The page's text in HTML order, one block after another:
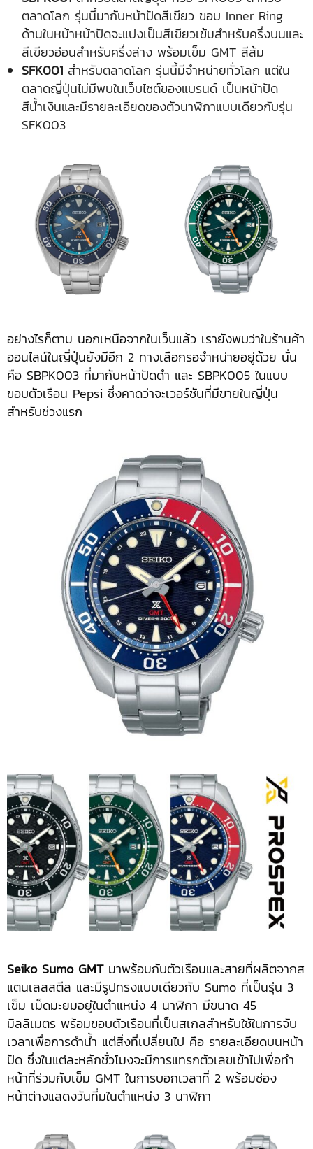
ตลาดโลก รุ่นนี้มากับหน้าปัดสีเขียว ขอบ Inner Ring
ด้านในหน้าหน้าปัดจะแบ่งเป็นสีเขียวเข้มสำหรับครึ่งบนและ
สีเขียวอ่อนสำหรับครึ่งล่าง พร้อมเข็ม GMT สีส้ม
SFK001 สำหรับตลาดโลก รุ่นนี้มีจำหน่ายทั่วโลก แต่ใน
ตลาดญี่ปุ่นไม่มีพบในเว็บไซต์ของแบรนด์ เป็นหน้าปัด
สีน้ำเงินและมีรายละเอียดของตัวนาฬิกาแบบเดียวกับรุ่น
SFK003
อย่างไรก็ตาม นอกเหนือจากในเว็บแล้ว เรายังพบว่าในร้านค้า
ออนไลน์ในญี่ปุ่นยังมีอีก 2 ทางเลือกรอจำหน่ายอยู่ด้วย นั่น
คือ SBPK003 ที่มากับหน้าปัดดำ และ SBPK005 ในแบบ
ขอบตัวเรือน Pepsi ซึ่งคาดว่าจะเวอร์ชันที่มีขายในญี่ปุ่น
สำหรับช่วงแรก
Seiko Sumo GMTมาพร้อมกับตัวเรือนและสายที่ผลิตจากส
แตนเลสสตีล และมีรูปทรงแบบเดียวกับ Sumo ที่เป็นรุ่น 3
เข็ม เม็ดมะยมอยู่ในตำแหน่ง 4 นาฬิกา มีขนาด 45
มิลลิเมตร พร้อมขอบตัวเรือนที่เป็นสเกลสำหรับใช้ในการจับ
เวลาเพื่อการดำน้ำ แต่สิ่งที่เปลี่ยนไป คือ รายละเอียดบนหน้า
ปัด ซึ่งในแต่ละหลักชั่วโมงจะมีการแทรกตัวเลขเข้าไปเพื่อทำ
หน้าที่ร่วมกับเข็ม GMT ในการบอกเวลาที่ 2 พร้อมช่อง
หน้าต่างแสดงวันที่มในตำแหน่ง 3 นาฬิกา